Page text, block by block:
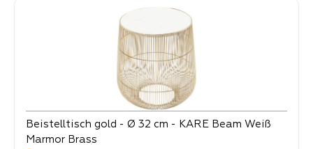
Beistelltisch gold - Ø 32 cm - KARE Beam Weiß
Marmor Brass